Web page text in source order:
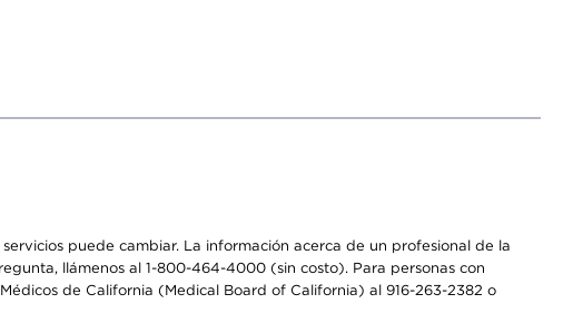
puede cambiar. La información acerca de un profesional de la
llámenos al 1-800-464-4000 (sin costo). Para personas con
de California (Medical Board of California) al 916-263-2382 o